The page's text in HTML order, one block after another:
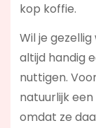
kop koffie.
Wil je
altijd handig
nuttigen.
natuurlijk
omdat ze